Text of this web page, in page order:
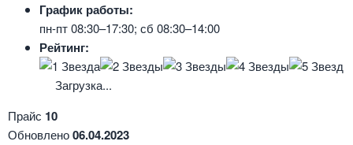
График работы:
пн-пт 08:30–17:30; сб 08:30–14:00
Рейтинг:
Загрузка...
Прайс 10
Обновлено06.04.2023